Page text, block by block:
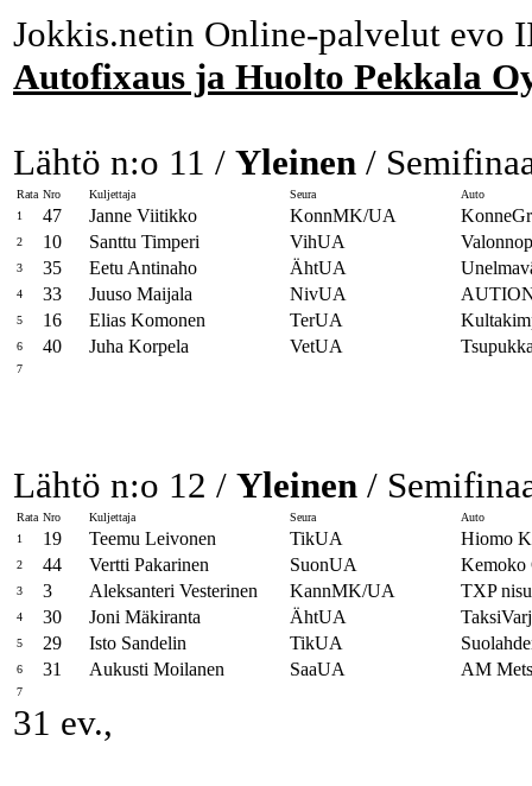
Jokkis.netin Online-palvelut evo
Autofixaus ja Huolto Pekkala
Lähtö n:o 11 / Yleinen /
Rata Nro Kuljettaja Seura
Auto
1
47 Janne Viitikko KonnMK/UA
2 10 Santtu Timperi VihUA
3 35 Eetu Antinaho ÄhtUA
4 33 Juuso Maijala NivUA
5 16 Elias Komonen TerUA
6 40 Juha Korpela VetUA
7
Lähtö n:o 12 / Yleinen /
Rata Nro Kuljettaja Seura
Auto
1
19 Teemu Leivonen TikUA Hiomo
2 44 Vertti Pakarinen SuonUA
3 3 Aleksanteri Vesterinen KannMK/UA TXP nisu
4 30 Joni Mäkiranta ÄhtUA
5 29 Isto Sandelin TikUA
6 31 Aukusti Moilanen SaaUA AM
7
31 ev.,